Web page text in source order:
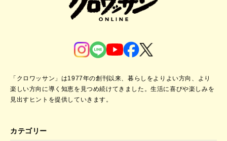
「クロワッサン」は1977年の創刊以来、暮らしをよりよい方向、より
楽しい方向に導く知恵を見つめ続けてきました。生活に喜びや楽しみを
見出すヒントを提供していきます。
カテゴリー